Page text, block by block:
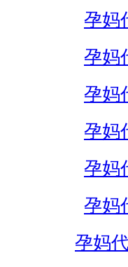
孕妈
孕妈
孕妈
孕妈
孕妈
孕妈
孕妈